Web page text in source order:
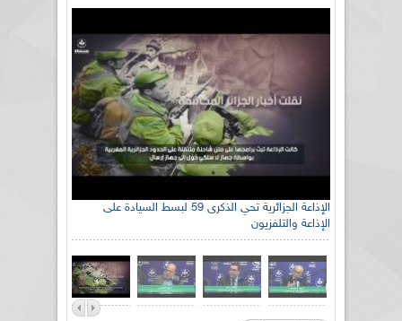
الإذاعة الجزائرية تحي الذكرى 59 لبسط السيادة على
الإذاعة والتلفزيون